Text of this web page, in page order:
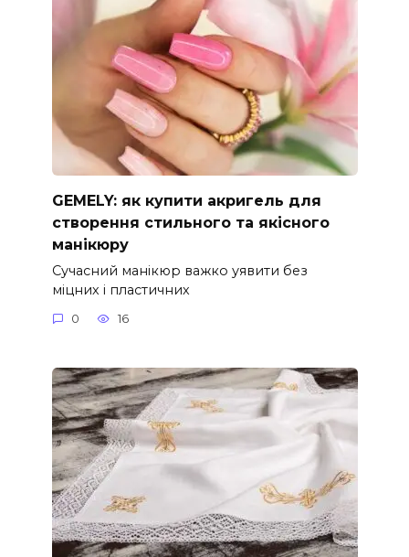
GEMELY: як купити акригель для
створення стильного та якісного
манікюру
Сучасний манікюр важко уявити без
міцних і пластичних
0 16